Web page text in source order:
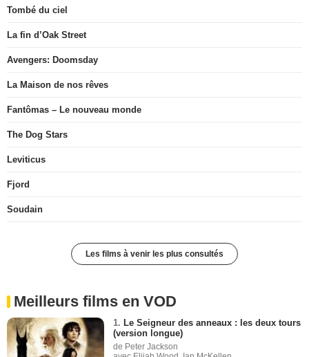
Tombé du ciel
La fin d’Oak Street
Avengers: Doomsday
La Maison de nos rêves
Fantômas – Le nouveau monde
The Dog Stars
Leviticus
Fjord
Soudain
Les films à venir les plus consultés
Meilleurs films en VOD
1. Le Seigneur des anneaux : les deux tours
(version longue)
de Peter Jackson